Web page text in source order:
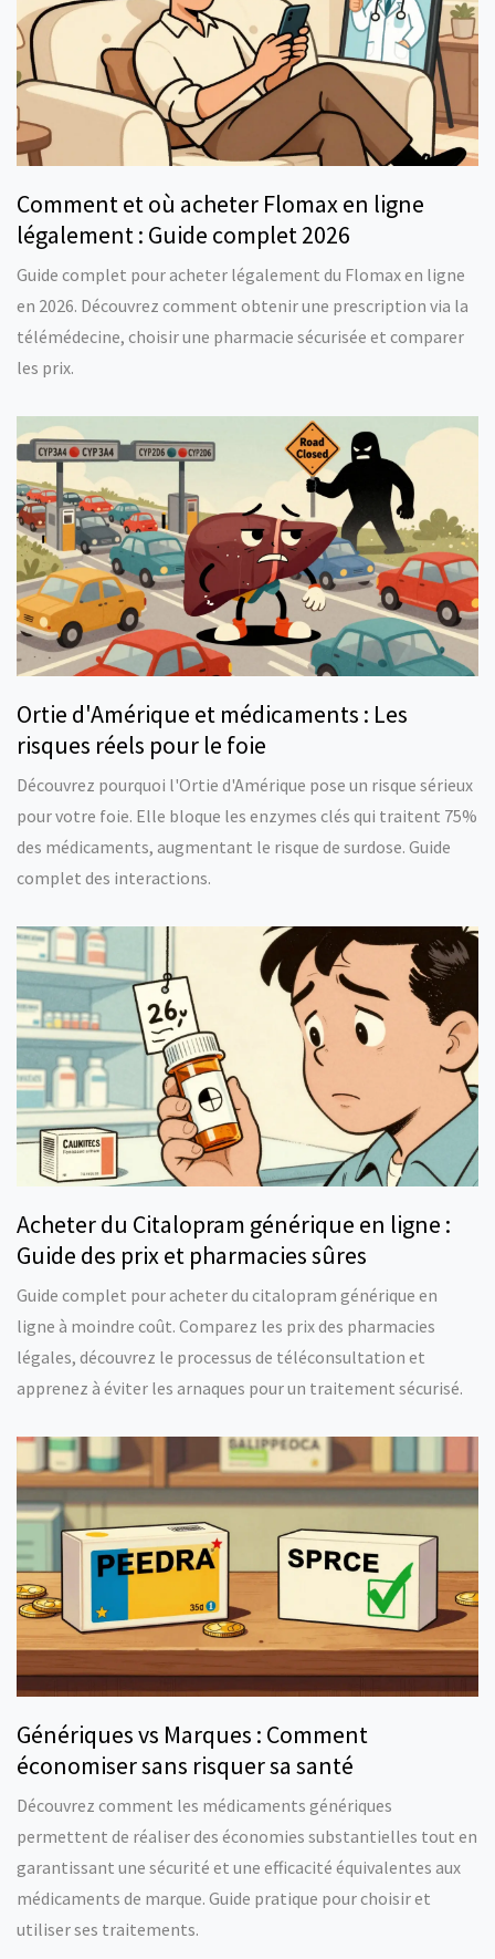
Comment et où acheter Flomax en ligne
légalement : Guide complet 2026
Guide complet pour acheter légalement du Flomax en ligne
en 2026. Découvrez comment obtenir une prescription via la
télémédecine, choisir une pharmacie sécurisée et comparer
les prix.
Ortie d'Amérique et médicaments : Les
risques réels pour le foie
Découvrez pourquoi l'Ortie d'Amérique pose un risque sérieux
pour votre foie. Elle bloque les enzymes clés qui traitent 75%
des médicaments, augmentant le risque de surdose. Guide
complet des interactions.
Acheter du Citalopram générique en ligne :
Guide des prix et pharmacies sûres
Guide complet pour acheter du citalopram générique en
ligne à moindre coût. Comparez les prix des pharmacies
légales, découvrez le processus de téléconsultation et
apprenez à éviter les arnaques pour un traitement sécurisé.
Génériques vs Marques : Comment
économiser sans risquer sa santé
Découvrez comment les médicaments génériques
permettent de réaliser des économies substantielles tout en
garantissant une sécurité et une efficacité équivalentes aux
médicaments de marque. Guide pratique pour choisir et
utiliser ses traitements.